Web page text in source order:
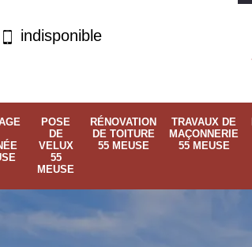
indisponible
POSE
DE
VELUX
55
MEUSE
RÉNOVATION
DE TOITURE
55 MEUSE
TRAVAUX DE
MAÇONNERIE
55 MEUSE